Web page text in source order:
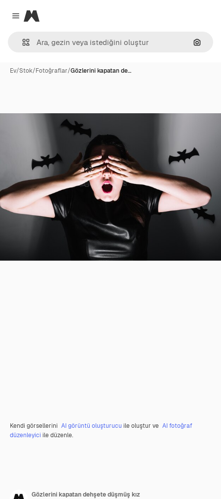
Close menu
Magnific
Ev/Stok/Fotoğraflar/Gözlerini kapatan de…
Kendi görsellerini AI görüntü oluşturucu ile oluştur ve AI fotoğraf
düzenleyici ile düzenle.
Gözlerini kapatan dehşete düşmüş kız